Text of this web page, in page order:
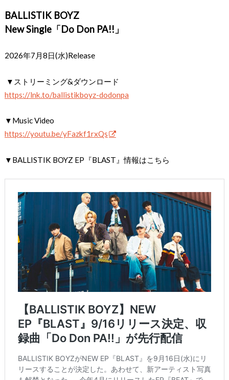
BALLISTIK BOYZ
New Single「Do Don PA!!」
2026年7月8日(水)Release
▼ストリーミング&ダウンロード
https://lnk.to/ballistikboyz-dodonpa
▼Music Video
https://youtu.be/yFazkf1rxQs
▼BALLISTIK BOYZ EP『BLAST』情報はこちら